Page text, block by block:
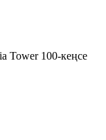
Tower 100-кеңсе